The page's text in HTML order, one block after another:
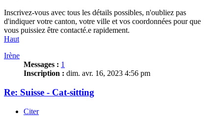
Inscrivez-vous avec tous les détails possibles, n'oubliez pas
d'indiquer votre canton, votre ville et vos coordonnées pour que
vous puissiez être contacté.e rapidement.
Haut
Irène
Messages : 1
Inscription : dim. avr. 16, 2023 4:56 pm
Re: Suisse - Cat-sitting
Citer